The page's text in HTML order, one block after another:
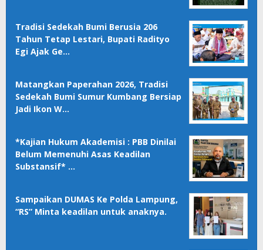
Tradisi Sedekah Bumi Berusia 206
Tahun Tetap Lestari, Bupati Radityo
Egi Ajak Ge…
Matangkan Paperahan 2026, Tradisi
Sedekah Bumi Sumur Kumbang Bersiap
Jadi Ikon W…
*Kajian Hukum Akademisi : PBB Dinilai
Belum Memenuhi Asas Keadilan
Substansif* …
Sampaikan DUMAS Ke Polda Lampung,
“RS” Minta keadilan untuk anaknya.